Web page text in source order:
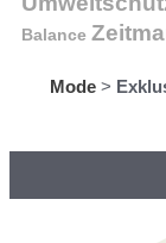
Balance
Mode >